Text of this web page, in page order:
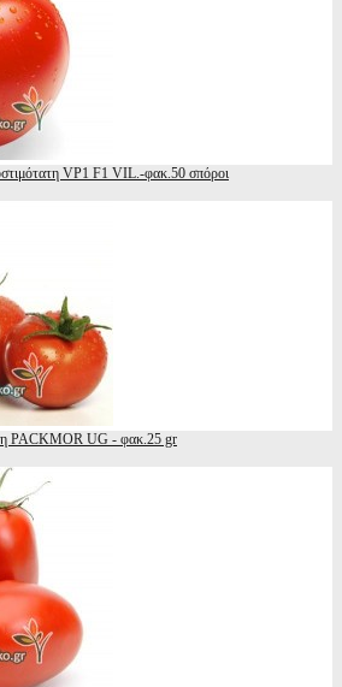
VP1 F1 VIL.-φακ.50 σπόροι
PACKMOR UG - φακ.25 gr